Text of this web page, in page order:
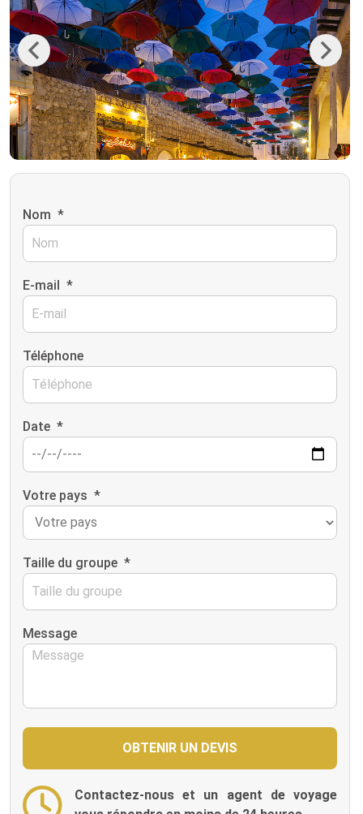
Previous Next
Nom *
E-mail *
Téléphone
Date *
Votre pays *
Taille du groupe *
Message
Contactez-nous et un agent de voyage